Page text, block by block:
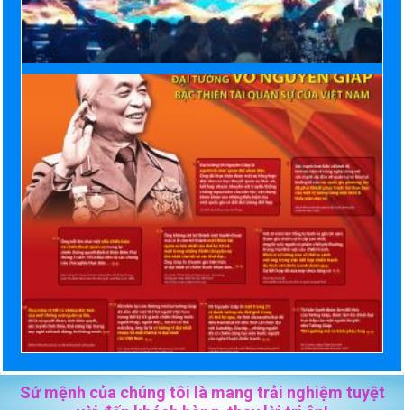
Sứ mệnh của chúng tôi là mang trải nghiệm tuyệt